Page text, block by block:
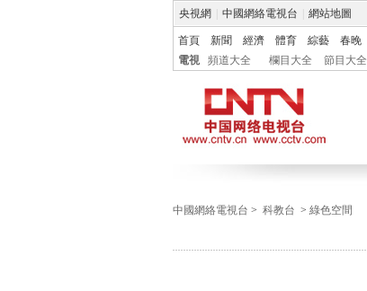
央視網 中國網絡電視台 網站地圖
首頁 新聞 經濟 體育 綜藝 春晚
電視
頻道大全 欄目大全 節目大全
中國網絡電視台 > 科教台 > 綠色空間